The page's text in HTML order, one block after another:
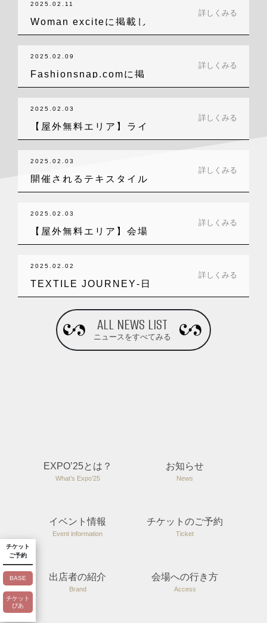
2025.02.11
Woman exciteに掲載し
てい…
詳しくみる
2025.02.09
Fashionsnap.comに掲
載…
詳しくみる
2025.02.03
【屋外無料エリア】ライ
ブ感を楽しめる…
詳しくみる
2025.02.03
開催されるテキスタイル
ワークショップ…
詳しくみる
2025.02.03
【屋外無料エリア】会場
前の芝生広場は…
詳しくみる
2025.02.02
TEXTILE JOURNEY‐日
本…
詳しくみる
ALL NEWS LIST
ニュースをすべてみる
EXPO’25とは？
What’s Expo’25
お知らせ
News
イベント情報
Event information
チケットのご予約
Ticket
出店者の紹介
Brand
会場への行き方
Access
チケット
ご予約
BASE
チケット
ぴあ